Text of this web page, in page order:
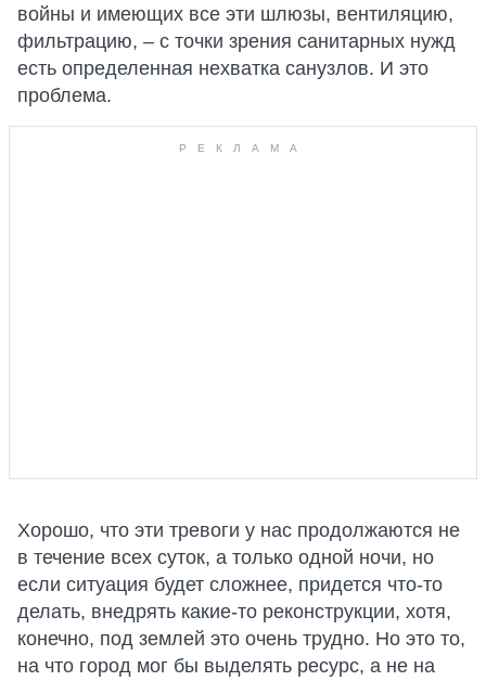
войны и имеющих все эти шлюзы, вентиляцию,
фильтрацию, – с точки зрения санитарных нужд
есть определенная нехватка санузлов. И это
проблема.
Хорошо, что эти тревоги у нас продолжаются не
в течение всех суток, а только одной ночи, но
если ситуация будет сложнее, придется что-то
делать, внедрять какие-то реконструкции, хотя,
конечно, под землей это очень трудно. Но это то,
на что город мог бы выделять ресурс, а не на